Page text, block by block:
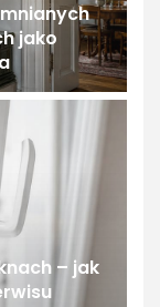
jako
– jak